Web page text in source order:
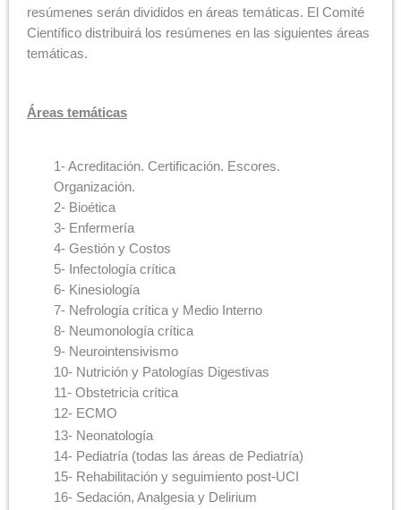
resúmenes serán divididos en áreas temáticas. El Comité
Científico distribuirá los resúmenes en las siguientes áreas
temáticas.
Áreas temáticas
1- Acreditación. Certificación. Escores.
Organización.
2- Bioética
3- Enfermería
4- Gestión y Costos
5- Infectología crítica
6- Kinesiología
7- Nefrología crítica y Medio Interno
8- Neumonología crítica
9- Neurointensivismo
10- Nutrición y Patologías Digestivas
11- Obstetricia crítica
12- ECMO
13- Neonatología
14- Pediatría (todas las áreas de Pediatría)
15- Rehabilitación y seguimiento post-UCI
16- Sedación, Analgesia y Delirium